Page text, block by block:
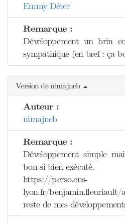
Emmy Déter
Remarque :
Développement un brin
sympathique (en bref : ça
Version de nimajneb
Auteur :
nimajneb
Remarque :
Développement simple
bon si bien exécuté.
https://perso.ens-
lyon.fr/benjamin.fleuriault/
reste de mes